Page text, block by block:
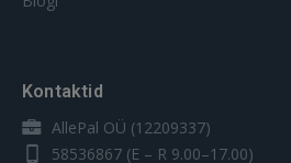
Kontaktid
AllePal OÜ (12209337)
58536867 (E – R 9.00–17.00)